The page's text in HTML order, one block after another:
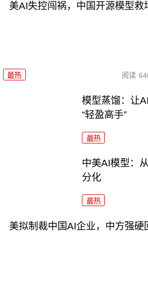
美AI失控闯祸，中国开源模型救
最热 阅读
模型蒸馏：让
“轻盈高手”
最热
中美AI模型：
分化
最热
美拟制裁中国AI企业，中方强硬